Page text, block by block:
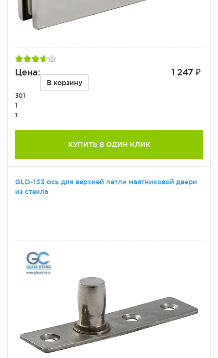
Цена: 1 247 ₽
В корзину
301
1
1
КУПИТЬ В ОДИН КЛИК
GLD-133 ось для верхней петли маятниковой двери
из стекла